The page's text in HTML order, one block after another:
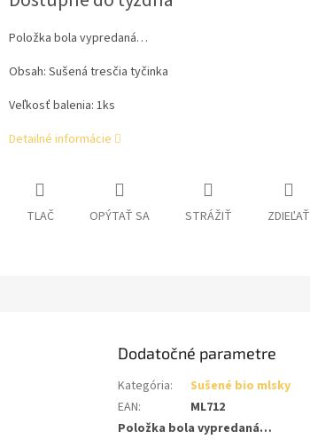
Položka bola vypredaná…
Obsah: Sušená tresčia tyčinka
Veľkosť balenia: 1ks
Detailné informácie
TLAČ OPÝTAŤ SA STRÁŽIŤ ZDIEĽAŤ
Dodatočné parametre
Kategória:
Sušené bio mlsky
EAN:
ML712
Položka bola vypredaná…